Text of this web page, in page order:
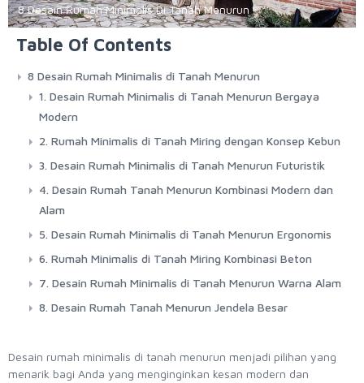
8 Desain Rumah Minimalis Di Tanah Menurun
Table Of Contents
8 Desain Rumah Minimalis di Tanah Menurun
1. Desain Rumah Minimalis di Tanah Menurun Bergaya
Modern
2. Rumah Minimalis di Tanah Miring dengan Konsep Kebun
3. Desain Rumah Minimalis di Tanah Menurun Futuristik
4. Desain Rumah Tanah Menurun Kombinasi Modern dan
Alam
5. Desain Rumah Minimalis di Tanah Menurun Ergonomis
6. Rumah Minimalis di Tanah Miring Kombinasi Beton
7. Desain Rumah Minimalis di Tanah Menurun Warna Alam
8. Desain Rumah Tanah Menurun Jendela Besar
Desain rumah minimalis di tanah menurun menjadi pilihan yang
menarik bagi Anda yang menginginkan kesan modern dan